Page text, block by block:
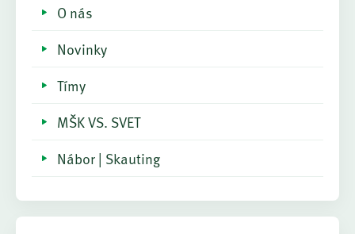
O nás
Novinky
Tímy
MŠK VS. SVET
Nábor | Skauting